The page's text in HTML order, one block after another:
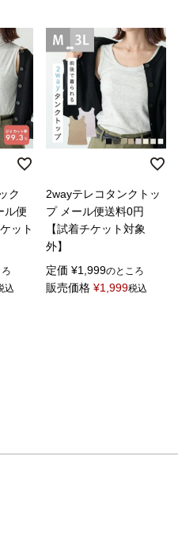
ク
ル便
ット
込
2wayテレコタンクトッ
プ メール便送料0円
【試着チケット対象
外】
定価 ¥1,999のところ
販売価格 ¥1,999税込